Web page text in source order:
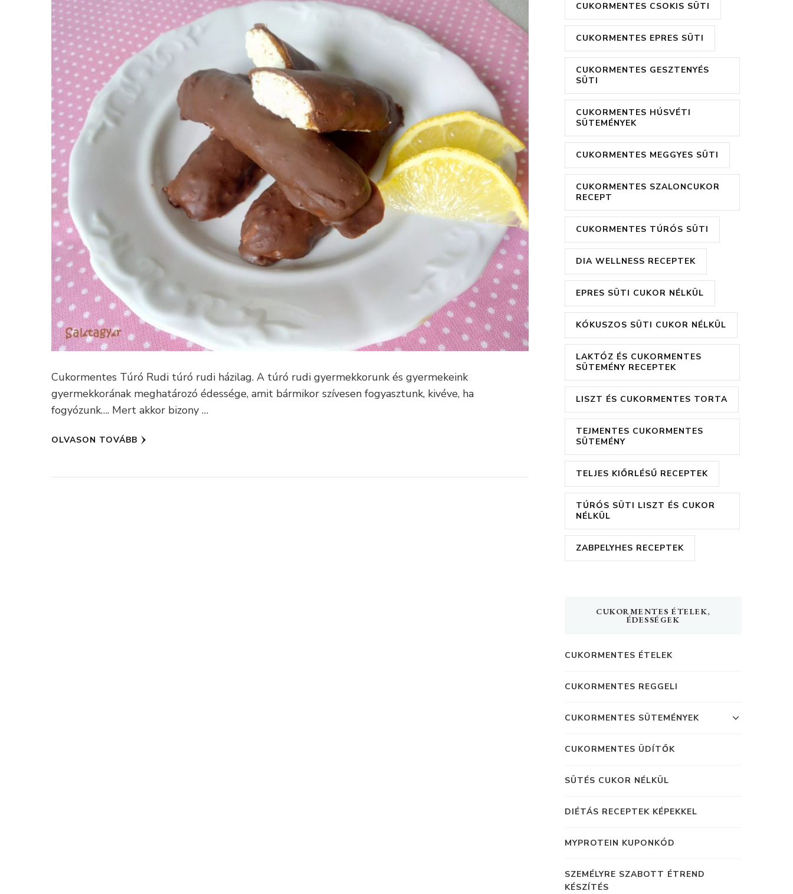
Cukormentes Túró Rudi túró rudi házilag. A túró rudi gyermekkorunk és gyermekeink
gyermekkorának meghatározó édessége, amit bármikor szívesen fogyasztunk, kivéve, ha
fogyózunk…. Mert akkor bizony …
OLVASON TOVÁBB
CUKORMENTES CSOKIS SÜTI
CUKORMENTES EPRES SÜTI
CUKORMENTES GESZTENYÉS
SÜTI
CUKORMENTES HÚSVÉTI
SÜTEMÉNYEK
CUKORMENTES MEGGYES SÜTI
CUKORMENTES SZALONCUKOR
RECEPT
CUKORMENTES TÚRÓS SÜTI
DIA WELLNESS RECEPTEK
EPRES SÜTI CUKOR NÉLKÜL
KÓKUSZOS SÜTI CUKOR NÉLKÜL
LAKTÓZ ÉS CUKORMENTES
SÜTEMÉNY RECEPTEK
LISZT ÉS CUKORMENTES TORTA
TEJMENTES CUKORMENTES
SÜTEMÉNY
TELJES KIŐRLÉSŰ RECEPTEK
TÚRÓS SÜTI LISZT ÉS CUKOR
NÉLKÜL
ZABPELYHES RECEPTEK
CUKORMENTES ÉTELEK,
ÉDESSÉGEK
CUKORMENTES ÉTELEK
CUKORMENTES REGGELI
CUKORMENTES SÜTEMÉNYEK
CUKORMENTES ÜDÍTŐK
SÜTÉS CUKOR NÉLKÜL
DIÉTÁS RECEPTEK KÉPEKKEL
MYPROTEIN KUPONKÓD
SZEMÉLYRE SZABOTT ÉTREND
KÉSZÍTÉS